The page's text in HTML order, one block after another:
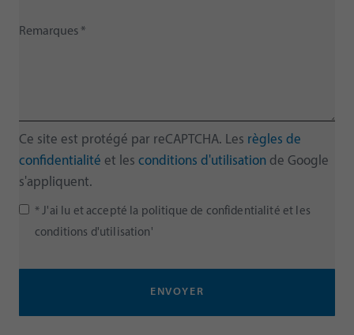
Ce site est protégé par reCAPTCHA. Les règles de
confidentialité et les conditions d'utilisation de Google
s'appliquent.
* J'ai lu et accepté la politique de confidentialité et les
conditions d'utilisation'
ENVOYER